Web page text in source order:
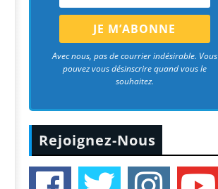
Avec nous, pas de courrier indésirable. Vous
pouvez vous désinscrire quand vous le
souhaitez.
Rejoignez-Nous